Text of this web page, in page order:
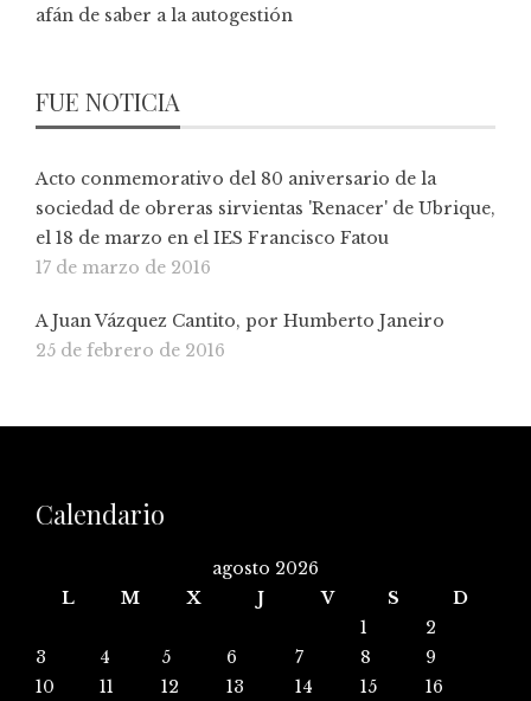
afán de saber a la autogestión
FUE NOTICIA
Acto conmemorativo del 80 aniversario de la
sociedad de obreras sirvientas 'Renacer' de Ubrique,
el 18 de marzo en el IES Francisco Fatou
17 de marzo de 2016
A Juan Vázquez Cantito, por Humberto Janeiro
25 de febrero de 2016
Calendario
agosto 2026
L
M X J V S
D
1
2
3
4 5 6 7 8
9
10
11 12 13 14 15
16